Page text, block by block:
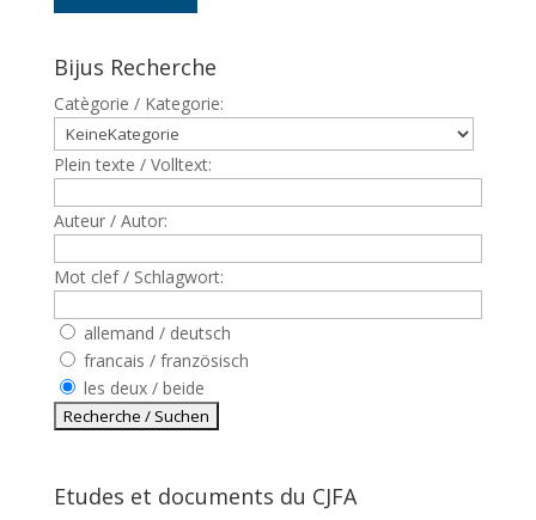
Bijus Recherche
Catègorie / Kategorie:
Plein texte / Volltext:
Auteur / Autor:
Mot clef / Schlagwort:
allemand / deutsch
francais / französisch
les deux / beide
Etudes et documents du CJFA